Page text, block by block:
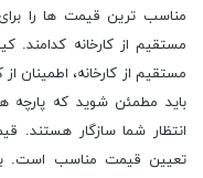
مناسب ترین قیمت ها را
مستقیم از کارخانه
مستقیم از کارخانه،
باید مطمئن شوید که پارچه
انتظار شما سازگار هستند.
تعیین قیمت مناسب است.